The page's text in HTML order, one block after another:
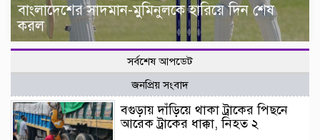
বাংলাদেশের সাদমান-মুমিনুলকে হারিয়ে দিন শেষ
করল
সর্বশেষ আপডেট
জনপ্রিয় সংবাদ
বগুড়ায় দাঁড়িয়ে থাকা ট্রাকের পিছনে
আরেক ট্রাকের ধাক্কা, নিহত ২